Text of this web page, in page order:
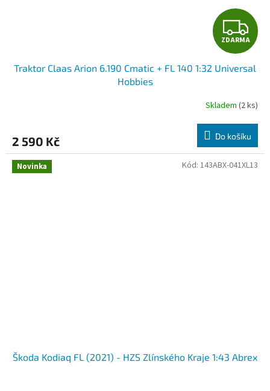
Z
D
A
R
M
A
ZDARMA
Traktor Claas Arion 6.190 Cmatic + FL 140 1:32 Universal
Hobbies
Skladem (2 ks)
2 590 Kč Do košíku
Novinka
Škoda Kodiaq FL (2021) - HZS Zlínského Kraje 1:43 Abrex
Kód: 143ABX-041XL13